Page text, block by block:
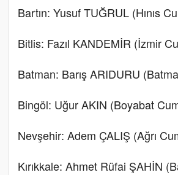
Bartın: Yusuf TUĞRUL (Hınıs
Bitlis: Fazıl KANDEMİR (İzmir
Batman: Barış ARIDURU
Bingöl: Uğur AKIN (Boyabat
Nevşehir: Adem ÇALIŞ (Ağrı
Kırıkkale: Ahmet Rüfai ŞAHİN